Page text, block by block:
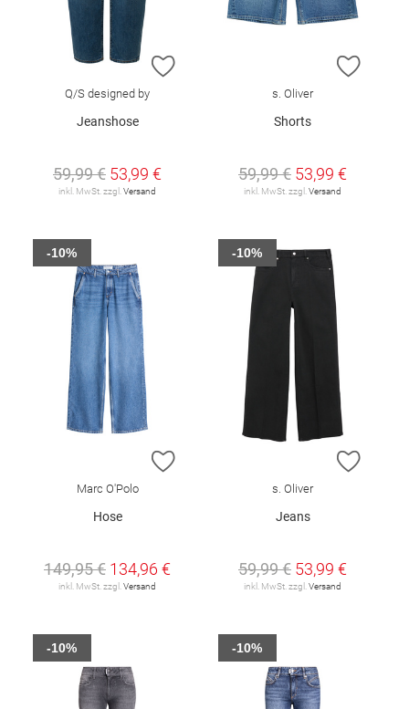
ZUR WUNSCHLISTE HINZUFÜGEN
Q/S designed by
Jeanshose
59,99 € 53,99 €
inkl. MwSt. zzgl. Versand
ZUR
s. Oliver
Shorts
59,99 € 53,99 €
inkl. MwSt. zzgl. Versand
ZUR WUNSCHLISTE HINZUFÜGEN
Marc O'Polo
Hose
149,95 € 134,96 €
inkl. MwSt. zzgl. Versand
-10%
ZUR
s. Oliver
Jeans
59,99 € 53,99 €
inkl. MwSt. zzgl. Versand
-10%
-10% -10%